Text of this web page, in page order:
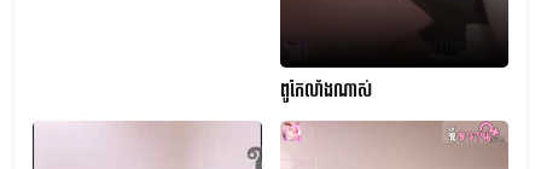
ពូកែលាំងណាស់